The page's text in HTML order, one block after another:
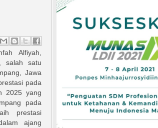
Alfiyah,
salah satu
Jawa
pada
2025 yang
pada
prestasi
ajang